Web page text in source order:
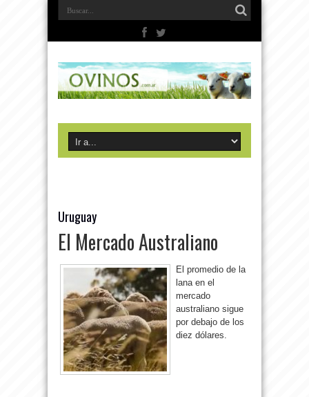
Uruguay
El Mercado Australiano
El promedio de la
lana en el
mercado
australiano sigue
por debajo de los
diez dólares.